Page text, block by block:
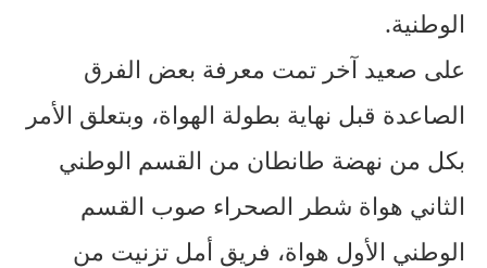
الوطنية.
على صعيد آخر تمت معرفة بعض الفرق
الصاعدة قبل نهاية بطولة الهواة، وبتعلق الأمر
بكل من نهضة طانطان من القسم الوطني
الثاني هواة شطر الصحراء صوب القسم
الوطني الأول هواة، فريق أمل تزنيت من